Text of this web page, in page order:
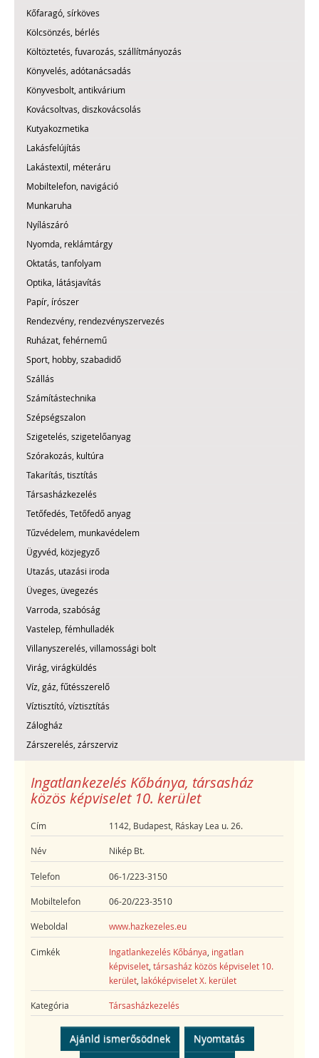
Kőfaragó, sírköves
Kölcsönzés, bérlés
Költöztetés, fuvarozás, szállítmányozás
Könyvelés, adótanácsadás
Könyvesbolt, antikvárium
Kovácsoltvas, diszkovácsolás
Kutyakozmetika
Lakásfelújítás
Lakástextil, méteráru
Mobiltelefon, navigáció
Munkaruha
Nyílászáró
Nyomda, reklámtárgy
Oktatás, tanfolyam
Optika, látásjavítás
Papír, írószer
Rendezvény, rendezvényszervezés
Ruházat, fehérnemű
Sport, hobby, szabadidő
Szállás
Számítástechnika
Szépségszalon
Szigetelés, szigetelőanyag
Szórakozás, kultúra
Takarítás, tisztítás
Társasházkezelés
Tetőfedés, Tetőfedő anyag
Tűzvédelem, munkavédelem
Ügyvéd, közjegyző
Utazás, utazási iroda
Üveges, üvegezés
Varroda, szabóság
Vastelep, fémhulladék
Villanyszerelés, villamossági bolt
Virág, virágküldés
Víz, gáz, fűtésszerelő
Víztisztító, víztisztítás
Zálogház
Zárszerelés, zárszerviz
Ingatlankezelés Kőbánya, társasház
közös képviselet 10. kerület
Cím 1142, Budapest, Ráskay Lea u. 26.
Név Nikép Bt.
Telefon 06-1/223-3150
Mobiltelefon 06-20/223-3510
Weboldal www.hazkezeles.eu
Cimkék Ingatlankezelés Kőbánya ingatlan
képviselet ,társasház közös képviselet 10.
kerület lakóképviselet X. kerület
Kategória Társasházkezelés
Ajánld ismerősödnek
Nyomtatás